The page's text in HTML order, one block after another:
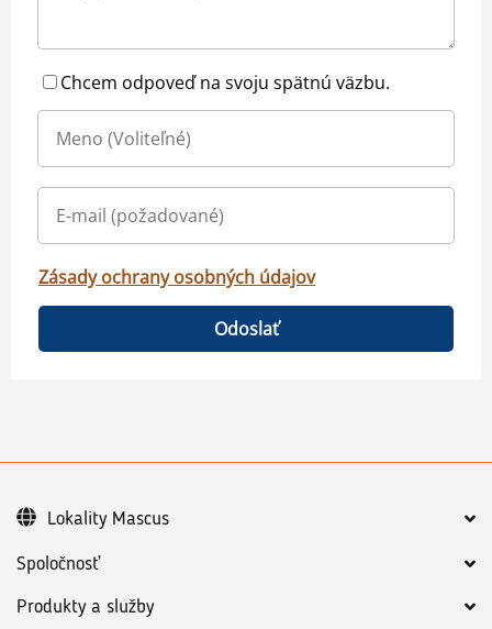
Chcem odpoveď na svoju spätnú väzbu.
Zásady ochrany osobných údajov
Odoslať
Spoločnosť
Produkty a služby
Lokality Mascus